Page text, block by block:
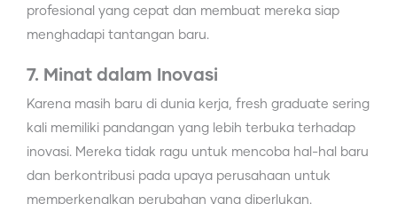
profesional yang cepat dan membuat mereka siap
menghadapi tantangan baru.
7. Minat dalam Inovasi
Karena masih baru di dunia kerja, fresh graduate sering
kali memiliki pandangan yang lebih terbuka terhadap
inovasi. Mereka tidak ragu untuk mencoba hal-hal baru
dan berkontribusi pada upaya perusahaan untuk
memperkenalkan perubahan yang diperlukan.